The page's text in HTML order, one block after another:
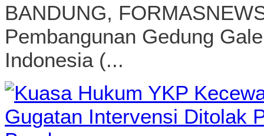
BANDUNG,
Pembangunan Gedung
Indonesia (...